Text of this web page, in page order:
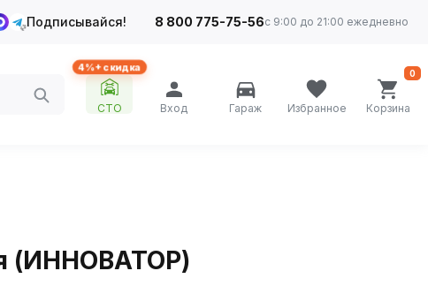
Подписывайся! 8 800 775-75-56с 9:00 до 21:00 ежедневно
4%+ скидка
СТО Вход Гараж Избранное Корзина
0
(ИННОВАТОР)